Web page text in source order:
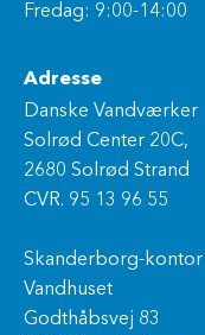
Fredag: 9:00-14:00
Adresse
Danske Vandværker
Solrød Center 20C,
2680 Solrød Strand
CVR. 95 13 96 55
Skanderborg-kontor
Vandhuset
Godthåbsvej 83